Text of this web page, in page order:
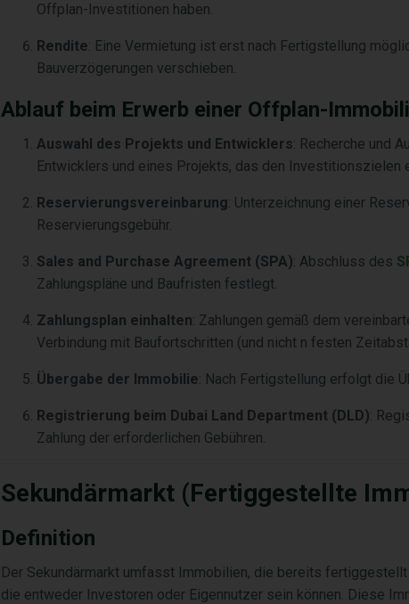
Offplan-Investitionen haben.
Rendite: Eine Vermietung ist erst nach Fertigstellung
Bauverzögerungen verschieben.
Ablauf beim Erwerb einer Offplan-
Auswahl des Projekts und Entwicklers: Recherche und
Entwicklers und eines Projekts, das den Investitionszielen
Reservierungsvereinbarung: Unterzeichnung einer
Reservierungsgebühr.
Sales and Purchase Agreement (SPA): Abschluss des
Zahlungspläne und Baufristen festlegt.
Zahlungsplan einhalten: Zahlungen gemäß dem
Verbindung mit Baufortschritten (und nicht n festen
Übergabe der Immobilie: Nach Fertigstellung erfolgt die
Registrierung beim Dubai Land Department (DLD):
Zahlung der erforderlichen Gebühren.
Sekundärmarkt (Fertiggestellte
Definition
Der Sekundärmarkt umfasst Immobilien, die bereits
die entweder Investoren oder Eigennutzer sein können. Diese